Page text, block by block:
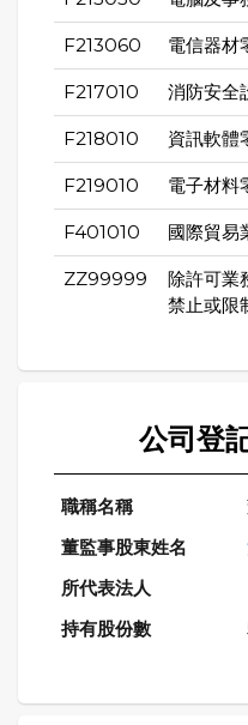
F213060 電信器材
F217010 消防安全
F218010 資訊軟體
F219010 電子材料
F401010 國際貿易
ZZ99999
除許可業
禁止或限
公司登